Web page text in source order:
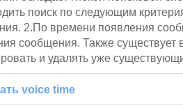
поиск по следующим
2.По времени появления
сообщения. Также существует
и удалять уже
voice time